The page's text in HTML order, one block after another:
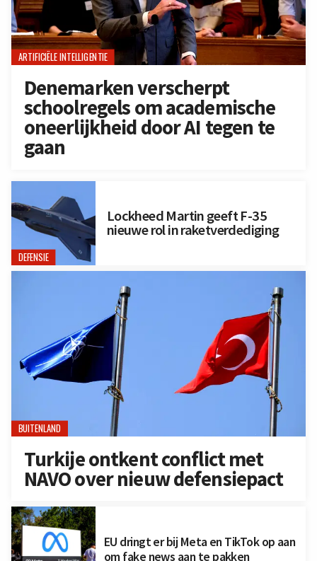
ARTIFICIËLE INTELLIGENTIE
Denemarken verscherpt
schoolregels om academische
oneerlijkheid door AI tegen te
gaan
DEFENSIE
Lockheed Martin geeft F-35
nieuwe rol in raketverdediging
BUITENLAND
Turkije ontkent conflict met
NAVO over nieuw defensiepact
EU dringt er bij Meta en TikTok op aan
om fake news aan te pakken